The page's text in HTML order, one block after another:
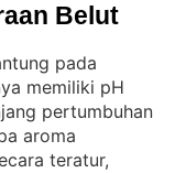
Belut
pada
memiliki pH
pertumbuhan
aroma
teratur,